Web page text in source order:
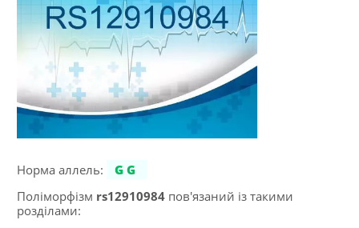
Норма аллель:
GG
Поліморфізм rs12910984пов'язаний із такими
розділами: